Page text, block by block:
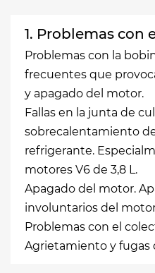
1. Problemas con
Problemas con la
frecuentes que
y apagado del motor.
Fallas en la junta de
sobrecalentamiento
refrigerante.
motores V6 de 3,8 L.
Apagado del motor.
involuntarios del
Problemas con el
Agrietamiento y fugas